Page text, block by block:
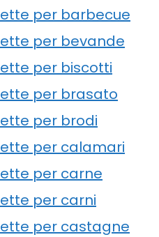
per barbecue
per bevande
per biscotti
per brasato
per brodi
per calamari
per carne
per carni
per castagne